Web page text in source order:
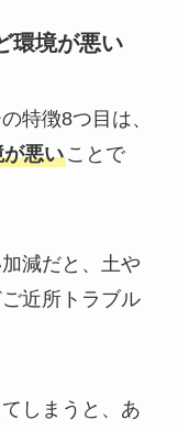
環境が悪い
特徴8つ目は、
悪いことで
減だと、土や
近所トラブル
しまうと、あ